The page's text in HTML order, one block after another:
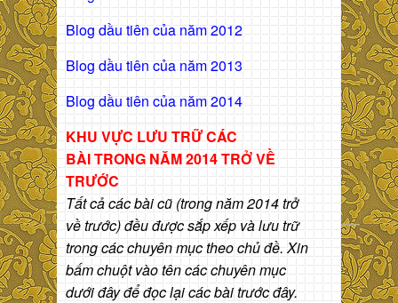
Blog dầu tiên của năm 2012
Blog dầu tiên của năm 2013
Blog dầu tiên của năm 2014
KHU VỰC LƯU TRỮ CÁC
BÀITRONG NĂM 2014 TRỞ VỀ
TRƯỚC
Tất cả các bài cũ (trong năm 2014 trở
về trước) đều được sắp xếp và lưu trữ
trong các chuyên mục theo chủ đề. Xin
bấm chuột vào tên các chuyên mục
dưới đây để đọc lại các bài trước đây.